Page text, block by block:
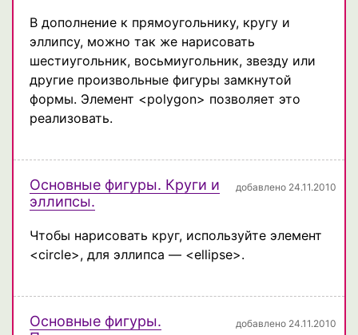
В дополнение к прямоугольнику, кругу и
эллипсу, можно так же нарисовать
шестиугольник, восьмиугольник, звезду или
другие произвольные фигуры замкнутой
формы. Элемент <polygon> позволяет это
реализовать.
Основные фигуры. Круги и
эллипсы.
добавлено 24.11.2010
Чтобы нарисовать круг, используйте элемент
<circle>, для эллипса — <ellipse>.
Основные фигуры.
добавлено 24.11.2010